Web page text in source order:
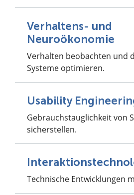
Verhaltens- und
Neuroökonomie
Verhalten beobachten und
Systeme optimieren.
Usability
Gebrauchstauglichkeit von
sicherstellen.
Technische Entwicklungen